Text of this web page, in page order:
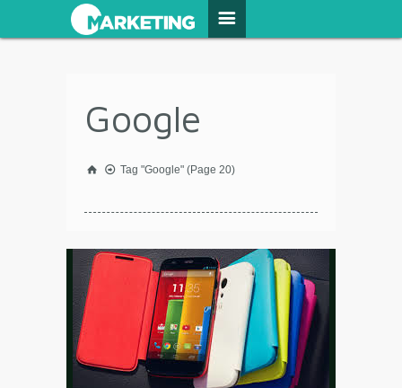
Google
Tag "Google"(Page 20)